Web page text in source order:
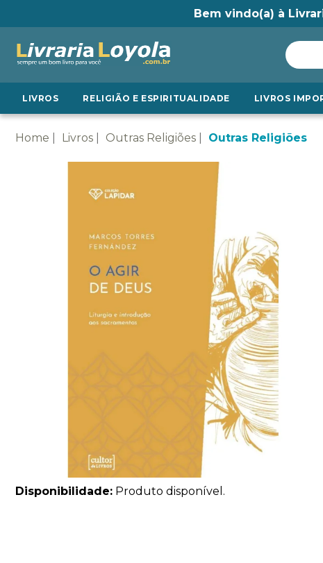
Bem vindo(a) à
LIVROS RELIGIÃO E ESPIRITUALIDADE LIVROS
Home Livros Outras Religiões Outras Religiões
Disponibilidade: Produto disponível.